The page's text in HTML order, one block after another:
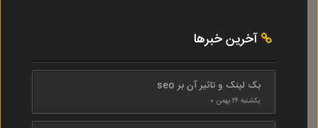
آخرین خبرها
بک لینک و تاثیر آن بر seo
یکشنبه ۲۴ بهمن ۰